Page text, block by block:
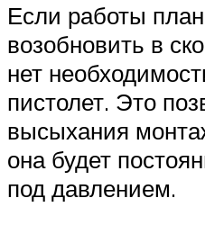
Если работы
возобновить в
нет
пистолет. Это
высыхания
она будет
под давлением.